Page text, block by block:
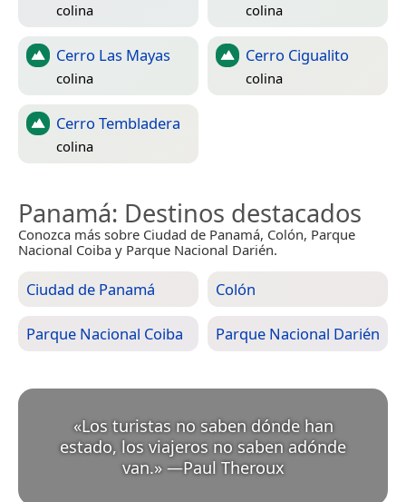
colina colina
Cerro Las Mayas
colina
Cerro Cigualito
colina
Cerro Tembladera
colina
Panamá: Destinos destacados
Conozca más sobre Ciudad de Panamá, Colón, Parque
Nacional Coiba y Parque Nacional Darién.
Ciudad de Panamá Colón
Parque Nacional Coiba Parque Nacional Darién
«Los turistas no saben dónde han
estado, los viajeros no saben adónde
van.» —Paul Theroux